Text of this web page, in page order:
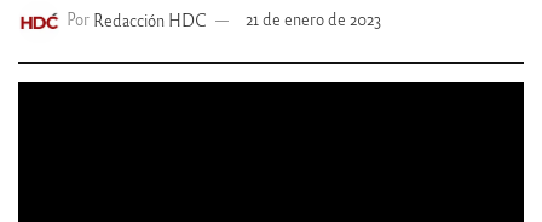
Por Redacción HDC 21 de enero de 2023